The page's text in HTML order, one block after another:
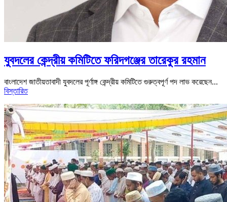
যুবদলের কেন্দ্রীয় কমিটিতে ফরিদগঞ্জের তারেকুর রহমান
বাংলাদেশ জাতীয়তাবাদী যুবদলের পূর্ণাঙ্গ কেন্দ্রীয় কমিটিতে গুরুত্বপূর্ণ পদ লাভ করেছেন...
বিস্তারিত